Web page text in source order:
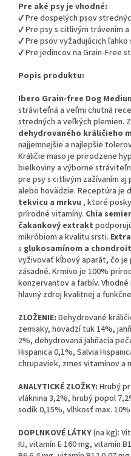
Pre aké psy je vhodné:
✔ Pre dospelých psov
✔ Pre psy s citlivým trávením
✔ Pre psov vyžadujúcich
✔ Pre jedincov na Grain-Free
Popis produktu:
Ibero Grain-free Dog
stráviteľná a veľmi chutná
stredných a veľkých plemien.
dehydrovaného králičieho
najjemnejšie a najlepšie
Králičie mäso je prirodzene
bielkoviny a výborne
pre psy s citlivým zažívaním aj
alebo hovädzie. Receptúra je
tekvicu a mrkvu , ktoré
prírodné vitamíny. Chia
čakankový extrakt
mikróbiom a kvalitu srsti.
s glukosamínom a
vyživovať kĺbový aparát, čo
zásadné. Krmivo je 100%
konzervantov a farbív.
hlavný zdroj kvalitnej a
ZLOŽENIE: Dehydrované
zemiaky, hovädzí tuk 14%,
2%, dehydrovaná jahňacia
Hispanica 0,1%, Salvia
chrupaviek, zmes vitamínov a
ANALYTICKÉ ZLOŽKY: Hrubý
vláknina 3,2%, hrubý popol
sodík 0,15%, vlhkosť max. 10%.
DOPLNKOVÉ LÁTKY(na kg):
IU, vitamín E 160 mg, vitamín